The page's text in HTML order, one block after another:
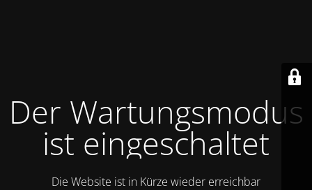
Der Wartungsmodus
ist eingeschaltet
Die Website ist in Kürze wieder erreichbar